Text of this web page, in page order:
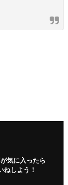
気に入ったら
ねしよう！